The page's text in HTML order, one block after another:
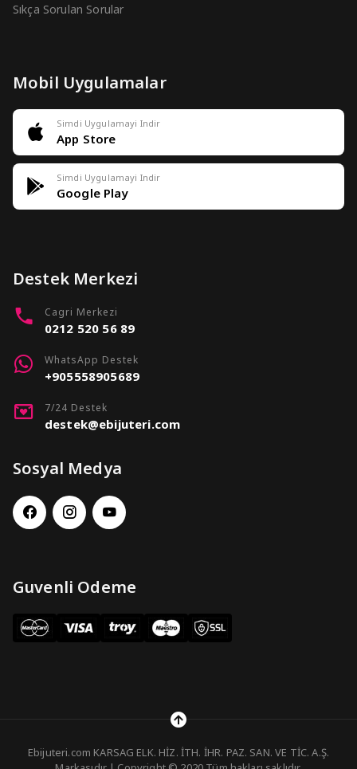
Sıkça Sorulan Sorular
Mobil Uygulamalar
Simdi Uygulamayi Indir
App Store
Simdi Uygulamayi Indir
Google Play
Destek Merkezi
Cagri Merkezi
0212 520 56 89
WhatsApp Destek
+905558905689
7/24 Destek
destek@ebijuteri.com
Sosyal Medya
Guvenli Odeme
Ebijuteri.com KARSAG ELK. HİZ. İTH. İHR. PAZ. SAN. VE TİC. A.Ş.